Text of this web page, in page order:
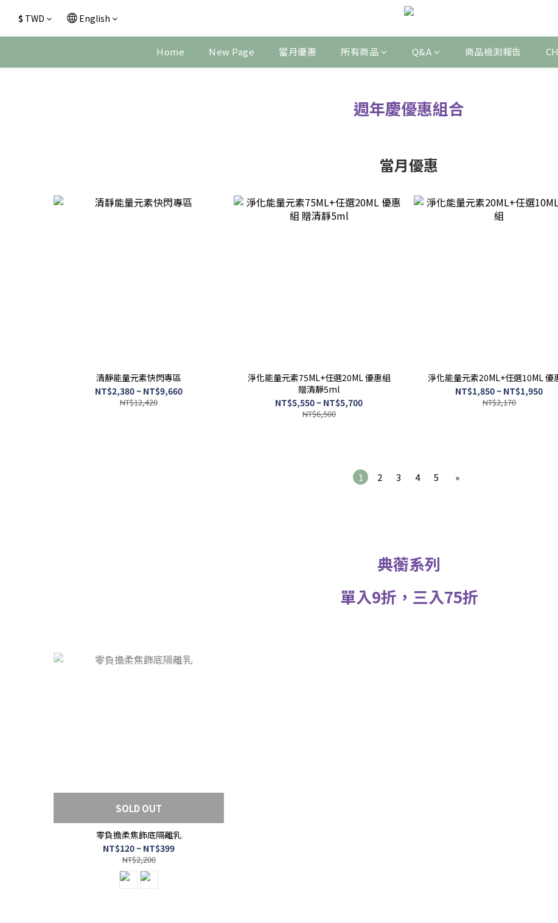
$ TWD English
Home New Page 當月優惠 所有商品 Q&A 商品檢測報告
週年慶優惠組合
當月優惠
清靜能量元素快閃專區
NT$2,380 ~ NT$9,660
NT$12,420
淨化能量元素75ML+任選20ML 優惠組
贈清靜5ml
NT$5,550 ~ NT$5,700
NT$6,500
淨化能量元素20ML+任選10ML 優
NT$1,850 ~ NT$1,950
NT$2,170
1 2 3 4 5 »
典蘅系列
單入9折，三入75折
SOLD OUT
零負擔柔焦飾底隔離乳
NT$120 ~ NT$399
NT$2,200